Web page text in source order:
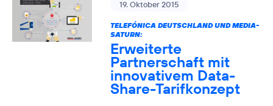
19. Oktober 2015
TELEFÓNICA DEUTSCHLAND UND MEDIA-
SATURN:
Erweiterte
Partnerschaft mit
innovativem Data-
Share-Tarifkonzept